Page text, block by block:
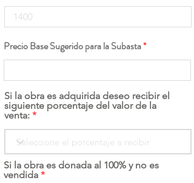
Precio Base Sugerido para la Subasta
Si la obra es adquirida deseo recibir el
siguiente porcentaje del valor de la
venta:
Si la obra es donada al 100% y no es
vendida